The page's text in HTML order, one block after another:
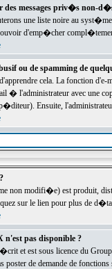
des messages priv�s non-
une liste noire au
d'emp�cher
ou de spamming de
cela. La fonction d'e-
� l'administrateur avec une
Ensuite,
non modifi�e) est produit,
sur le lien pour plus de
n'est pas disponible ?
et est sous licence du
poster de demande de